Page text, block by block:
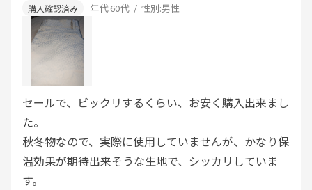
年代:60代 性別:男性
セールで、ビックリするくらい、お安く購入出来まし
た。
秋冬物なので、実際に使用していませんが、かなり保
温効果が期待出来そうな生地で、シッカリしていま
す。